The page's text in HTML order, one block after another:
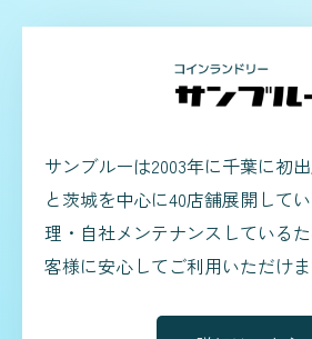
サンブルーは2003年に千葉に初
と茨城を中心に40店舗展開して
理・自社メンテナンスしている
客様に安心してご利用いただけま